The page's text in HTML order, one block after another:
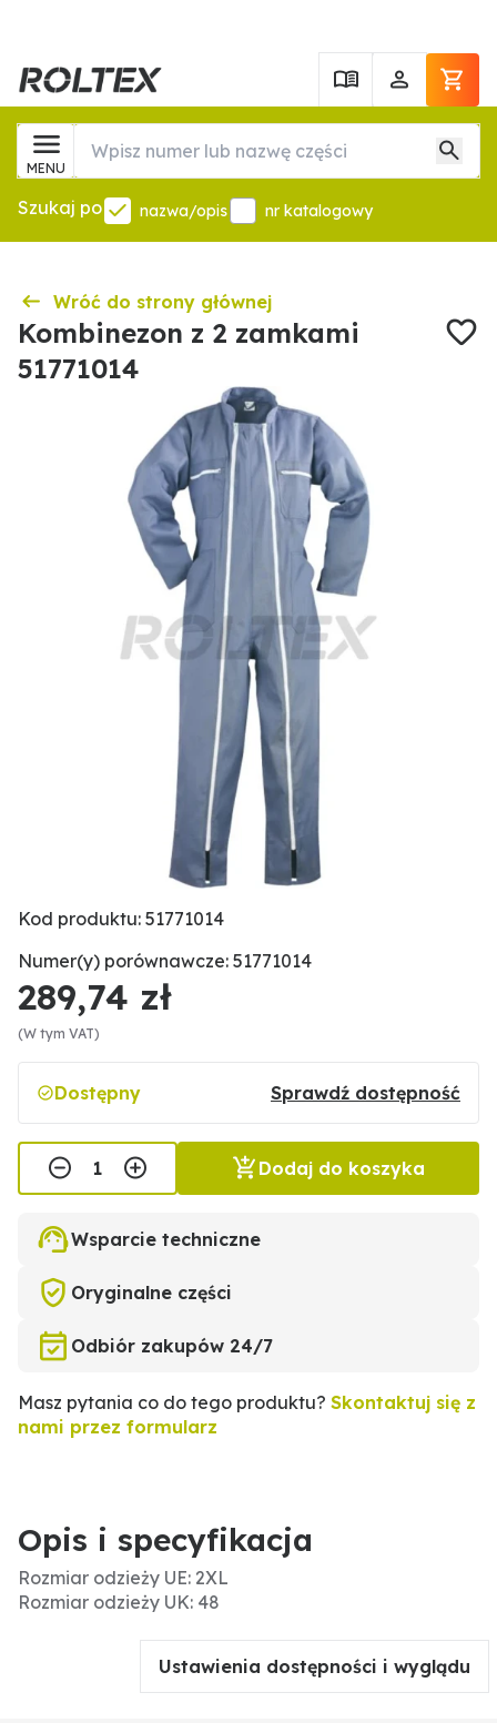
MENU
Szukaj po nazwa/opis nr katalogowy
Wróć do strony głównej
Kombinezon z 2 zamkami
51771014
Kod produktu: 51771014
Numer(y) porównawcze: 51771014
289,74 zł
(W tym VAT)
Dostępny Sprawdź dostępność
Dodaj do koszyka
Wsparcie techniczne
Oryginalne części
Odbiór zakupów 24/7
Masz pytania co do tego produktu? Skontaktuj się z
nami przez formularz
Opis i specyfikacja
Rozmiar odzieży UE: 2XL
Rozmiar odzieży UK: 48
Ustawienia dostępności i wyglądu